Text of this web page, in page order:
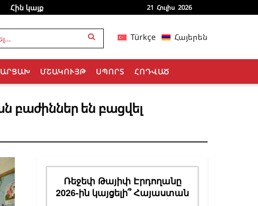
Հին կայք 21 Հուլիս 2026
Türkçe Հայերեն
ԱՐՑԱԽ ՄՇԱԿՈՒՅԹ ՍՊՈՐՏ ՀՈԴՎԱԾ
բաժիններ են բացվել
Ռեջեփ Թայիփ Էրդողանը
2026-ին կայցելի՞ Հայաստան